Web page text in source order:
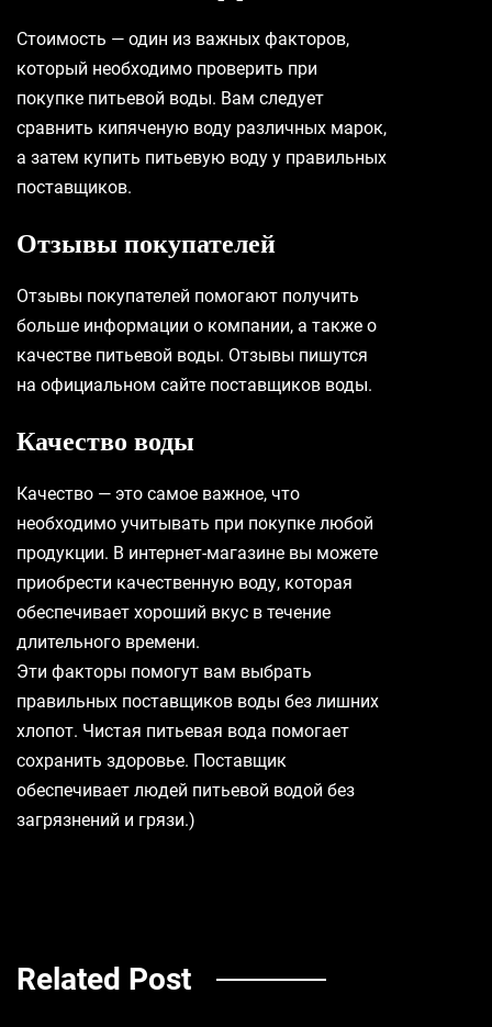
Стоимость — один из важных факторов,
который необходимо проверить при
покупке питьевой воды. Вам следует
сравнить кипяченую воду различных марок,
а затем купить питьевую воду у правильных
поставщиков.
Отзывы покупателей
Отзывы покупателей помогают получить
больше информации о компании, а также о
качестве питьевой воды. Отзывы пишутся
на официальном сайте поставщиков воды.
Качество воды
Качество — это самое важное, что
необходимо учитывать при покупке любой
продукции. В интернет-магазине вы можете
приобрести качественную воду, которая
обеспечивает хороший вкус в течение
длительного времени.
Эти факторы помогут вам выбрать
правильных поставщиков воды без лишних
хлопот. Чистая питьевая вода помогает
сохранить здоровье. Поставщик
обеспечивает людей питьевой водой без
загрязнений и грязи.)
Related Post